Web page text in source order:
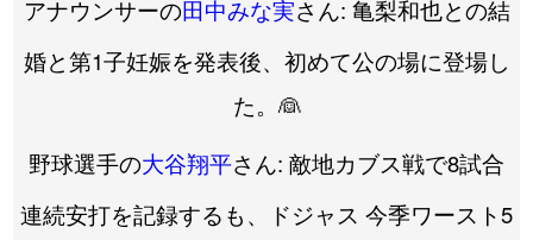
アナウンサーの田中みな実さん: 亀梨和也との結
婚と第1子妊娠を発表後、初めて公の場に登場し
た。👰
野球選手の大谷翔平さん: 敵地カブス戦で8試合
連続安打を記録するも、ドジャス 今季ワースト5